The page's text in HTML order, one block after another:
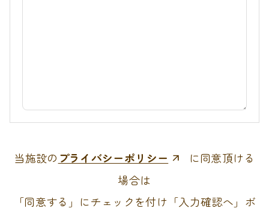
当施設の プライバシーポリシー
に同意頂ける
場合は
「同意する」にチェックを付け「入力確認へ」ボ